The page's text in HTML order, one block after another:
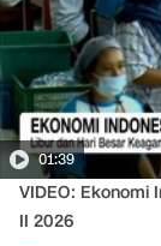
01:39
VIDEO: Ekonomi
II 2026